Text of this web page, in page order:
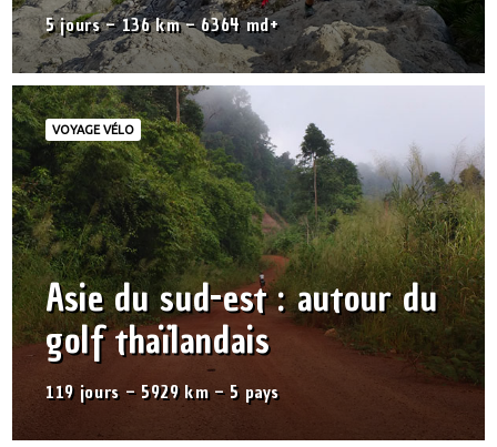
5 jours – 136 km – 6364 md+
VOYAGE VÉLO
Asie du sud-est : autour du
golf thaïlandais
119 jours – 5929 km – 5 pays